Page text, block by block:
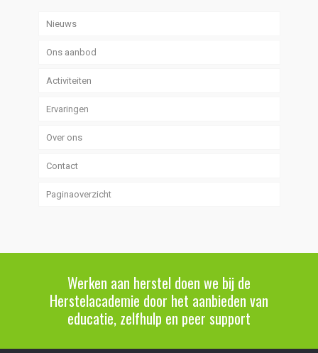
Nieuws
Ons aanbod
Activiteiten
Ervaringen
Over ons
Contact
Paginaoverzicht
Werken aan herstel doen we bij de
Herstelacademie door het aanbieden van
educatie, zelfhulp en peer support